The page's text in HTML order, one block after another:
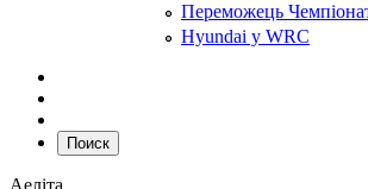
Переможець
Hyundai у WRC
Поиск